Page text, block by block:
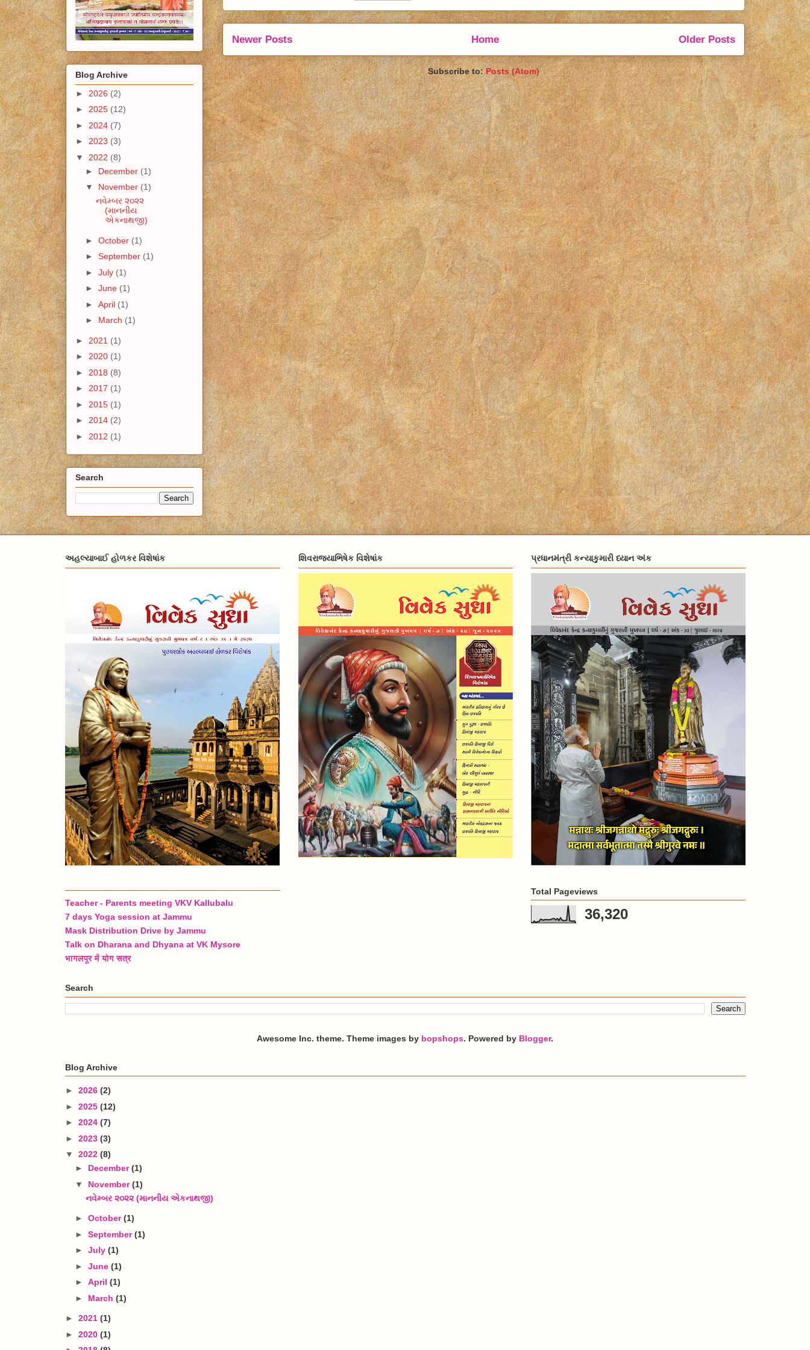
Newer Posts Older Posts
Home
Subscribe to:Posts (Atom)
Blog Archive
► 2026 (2)
► 2025 (12)
► 2024 (7)
► 2023 (3)
▼ 2022 (8)
► December (1)
▼ November (1)
નવેમ્બર ૨૦૨૨
(માનનીય
એકનાથજી)
►October (1)
►September (1)
►July (1)
►June (1)
►April (1)
► March (1)
► 2021 (1)
► 2020 (1)
► 2018 (8)
► 2017 (1)
► 2015 (1)
► 2014 (2)
► 2012 (1)
Search
અહલ્યાબાઈ હોળકર વિશેષાંક
Teacher - Parents meeting VKV Kallubalu
7 days Yoga session at Jammu
Mask Distribution Drive by Jammu
Talk on Dharana and Dhyana at VK Mysore
भागलपूर में योग सत्र
શિવરાજ્યાભિષેક વિશેષાંક પ્રધાનમંત્રી કન્યાકુમારી ધ્યાન અંક
Total Pageviews
36,320
Search
Awesome Inc. theme. Theme images by bopshops. Powered by Blogger.
Blog Archive
► 2026 (2)
► 2025 (12)
► 2024 (7)
► 2023 (3)
▼ 2022 (8)
► December(1)
▼ November(1)
નવેમ્બર ૨૦૨૨ (માનનીય એકનાથજી)
►October(1)
►September(1)
►July(1)
►June(1)
►April(1)
► March(1)
► 2021 (1)
► 2020 (1)